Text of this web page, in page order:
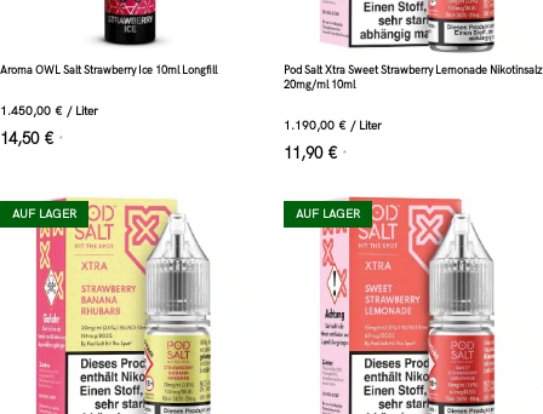
Aroma OWL Salt Strawberry Ice 10ml Longfill
1.450,00 € / Liter
14,50 € *
Pod Salt Xtra Sweet Strawberry Lemonade Nikotinsalz
20mg/ml 10ml
1.190,00 € / Liter
11,90 € *
AUF LAGER AUF LAGER